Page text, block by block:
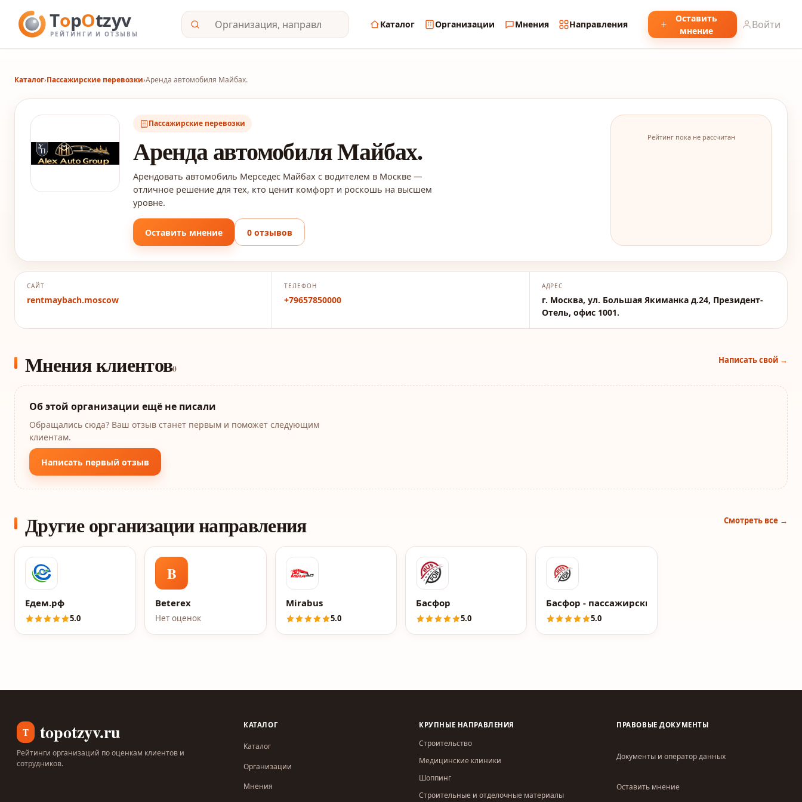
Каталог Организации Мнения Направления
Оставить
мнение
Войти
Каталог›Пассажирские перевозки›Аренда автомобиля Майбах.
Пассажирские перевозки
Аренда автомобиля Майбах.
Арендовать автомобиль Мерседес Майбах с водителем в Москве —
отличное решение для тех, кто ценит комфорт и роскошь на высшем
уровне.
Оставить мнение 0 отзывов
Рейтинг пока не рассчитан
САЙТ
rentmaybach.moscow
ТЕЛЕФОН
+79657850000
АДРЕС
г. Москва, ул. Большая Якиманка д.24, Президент-
Отель, офис 1001.
Мнения клиентов0
Написать свой →
Об этой организации ещё не писали
Обращались сюда? Ваш отзыв станет первым и поможет следующим
клиентам.
Написать первый отзыв
Другие организации направления Смотреть все →
Едем.рф
5.0
B
Beterex
Нет оценок
Mirabus
5.0
Басфор
5.0
Басфор - пассажирские перевозки
5.0
T topotzyv.ru
Рейтинги организаций по оценкам клиентов и
сотрудников.
КАТАЛОГ
Каталог
Организации
Мнения
КРУПНЫЕ НАПРАВЛЕНИЯ
Строительство
Медицинские клиники
Шоппинг
Строительные и отделочные материалы
ПРАВОВЫЕ ДОКУМЕНТЫ
Документы и оператор данных
Оставить мнение